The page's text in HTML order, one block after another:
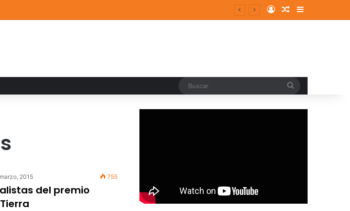
de Verano de Escuelas Aztecas Log InRandom Article
Sidebar
2015 755
del premio